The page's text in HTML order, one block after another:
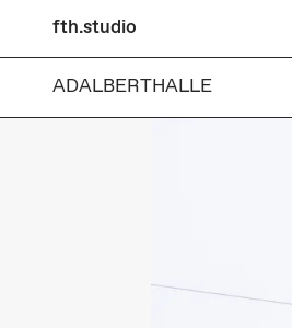
fth.studio
ADALBERTHALLE